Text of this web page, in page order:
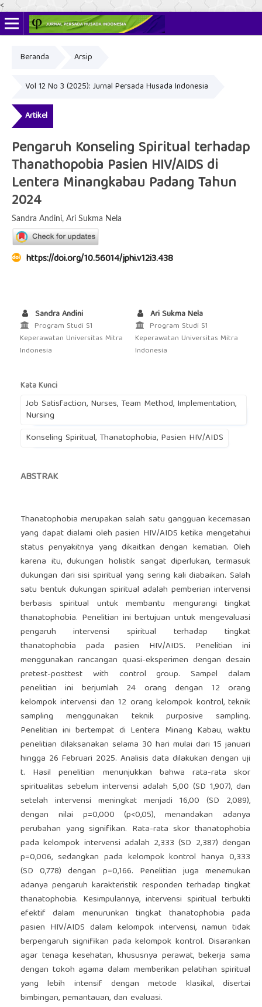
<
Beranda Arsip
Vol 12 No 3 (2025): Jurnal Persada Husada Indonesia
Artikel
Pengaruh Konseling Spiritual terhadap
Thanathopobia Pasien HIV/AIDS di
Lentera Minangkabau Padang Tahun
2024
Sandra Andini, Ari Sukma Nela
https://doi.org/10.56014/jphi.v12i3.438
Sandra Andini
Program Studi S1
Keperawatan Universitas Mitra
Indonesia
Ari Sukma Nela
Program Studi S1
Keperawatan Universitas Mitra
Indonesia
Kata Kunci
Job Satisfaction, Nurses, Team Method, Implementation,
Nursing
Konseling Spiritual, Thanatophobia, Pasien HIV/AIDS
ABSTRAK
Thanatophobia merupakan salah satu gangguan kecemasan
yang dapat dialami oleh pasien HIV/AIDS ketika mengetahui
status penyakitnya yang dikaitkan dengan kematian. Oleh
karena itu, dukungan holistik sangat diperlukan, termasuk
dukungan dari sisi spiritual yang sering kali diabaikan. Salah
satu bentuk dukungan spiritual adalah pemberian intervensi
berbasis spiritual untuk membantu mengurangi tingkat
thanatophobia. Penelitian ini bertujuan untuk mengevaluasi
pengaruh intervensi spiritual terhadap tingkat
thanatophobia pada pasien HIV/AIDS. Penelitian ini
menggunakan rancangan quasi-eksperimen dengan desain
pretest-posttest with control group. Sampel dalam
penelitian ini berjumlah 24 orang dengan 12 orang
kelompok intervensi dan 12 orang kelompok kontrol, teknik
sampling menggunakan teknik purposive sampling.
Penelitian ini bertempat di Lentera Minang Kabau, waktu
penelitian dilaksanakan selama 30 hari mulai dari 15 januari
hingga 26 Februari 2025. Analisis data dilakukan dengan uji
t. Hasil penelitian menunjukkan bahwa rata-rata skor
spiritualitas sebelum intervensi adalah 5,00 (SD 1,907), dan
setelah intervensi meningkat menjadi 16,00 (SD 2,089),
dengan nilai p=0,000 (p<0,05), menandakan adanya
perubahan yang signifikan. Rata-rata skor thanatophobia
pada kelompok intervensi adalah 2,333 (SD 2,387) dengan
p=0,006, sedangkan pada kelompok kontrol hanya 0,333
(SD 0,778) dengan p=0,166. Penelitian juga menemukan
adanya pengaruh karakteristik responden terhadap tingkat
thanatophobia. Kesimpulannya, intervensi spiritual terbukti
efektif dalam menurunkan tingkat thanatophobia pada
pasien HIV/AIDS dalam kelompok intervensi, namun tidak
berpengaruh signifikan pada kelompok kontrol. Disarankan
agar tenaga kesehatan, khususnya perawat, bekerja sama
dengan tokoh agama dalam memberikan pelatihan spiritual
yang lebih intensif dengan metode klasikal, disertai
bimbingan, pemantauan, dan evaluasi.